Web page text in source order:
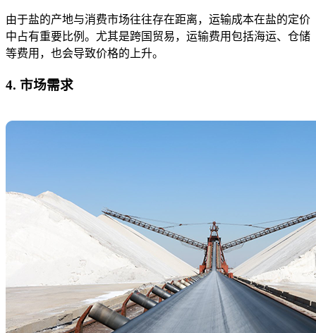
由于盐的产地与消费市场往往存在距离，运输成本在盐的定价
中占有重要比例。尤其是跨国贸易，运输费用包括海运、仓储
等费用，也会导致价格的上升。
4. 市场需求